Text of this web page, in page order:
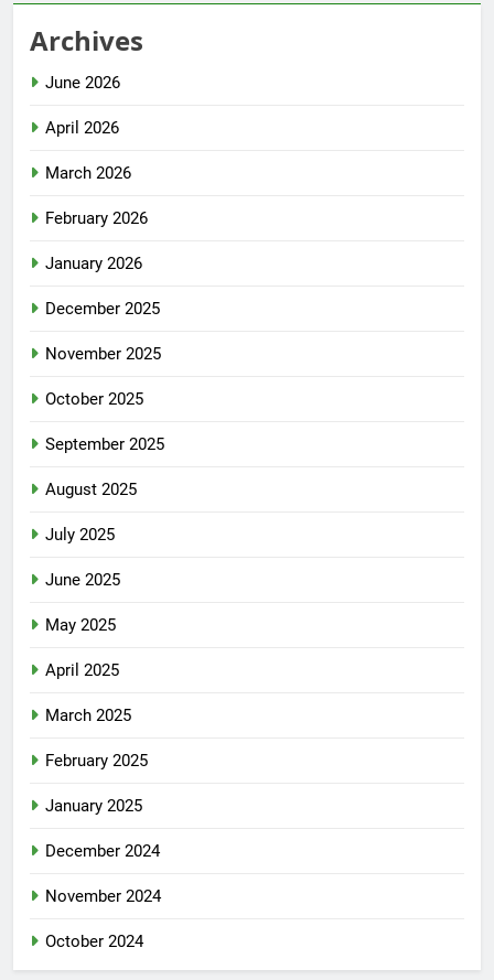
Archives
June 2026
April 2026
March 2026
February 2026
January 2026
December 2025
November 2025
October 2025
September 2025
August 2025
July 2025
June 2025
May 2025
April 2025
March 2025
February 2025
January 2025
December 2024
November 2024
October 2024